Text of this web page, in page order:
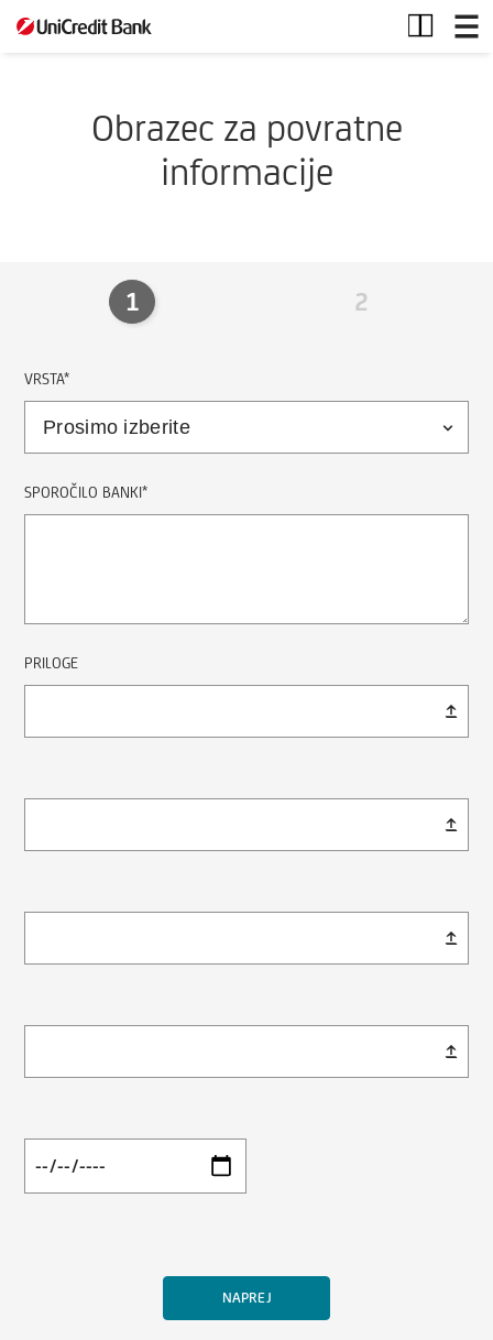
Obrazec
Obrazec za povratne
informacije
1 2
VRSTA*
SPOROČILO BANKI*
PRILOGE